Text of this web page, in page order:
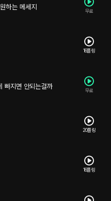
하는 메세지 무료
16플링
빠지면 안되는걸까 무료
20플링
16플링